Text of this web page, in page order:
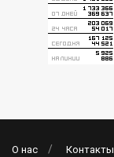
О нас Контакты